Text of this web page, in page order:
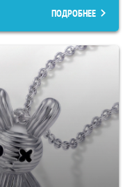
ПОДРОБНЕЕ